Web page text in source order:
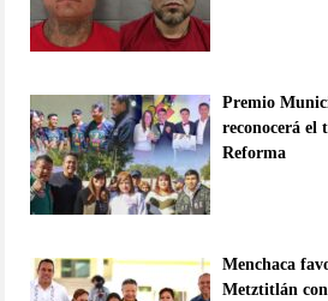
Premio
reconocerá el
Reforma
Menchaca
Metztitlán